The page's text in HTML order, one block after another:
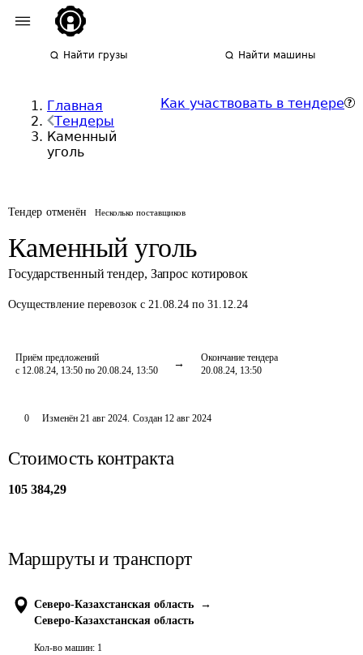
Найти грузы Найти машины
Главная
Тендеры
Каменный
уголь
Как участвовать в тендере
Тендер отменён Несколько поставщиков
Каменный уголь
Государственный тендер, Запрос котировок
Осуществление перевозок с 21.08.24 по 31.12.24
Приём предложений
с 12.08.24, 13:50 по 20.08.24, 13:50
Окончание тендера
20.08.24, 13:50
0 Изменён 21 авг 2024. Создан 12 авг 2024
Стоимость контракта
105 384,29
Маршруты и транспорт
Северо-Казахстанская область
→
Северо-Казахстанская область
Кол-во машин: 1